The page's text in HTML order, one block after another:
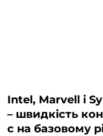
Intel, Marvell і
– швидкість
с на базовому